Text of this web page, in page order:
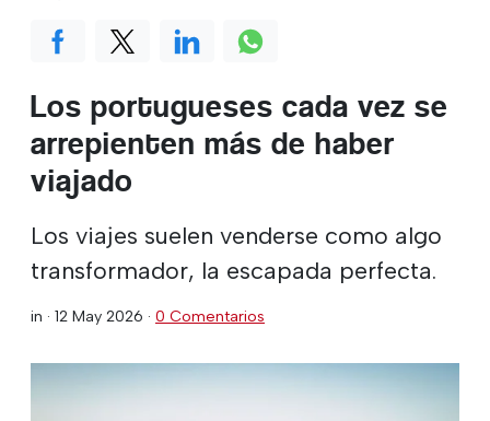
Los portugueses cada vez se
arrepienten más de haber
viajado
Los viajes suelen venderse como algo
transformador, la escapada perfecta.
in · 12 May 2026 · 0 Comentarios